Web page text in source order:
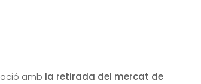
amb la retirada del mercat de